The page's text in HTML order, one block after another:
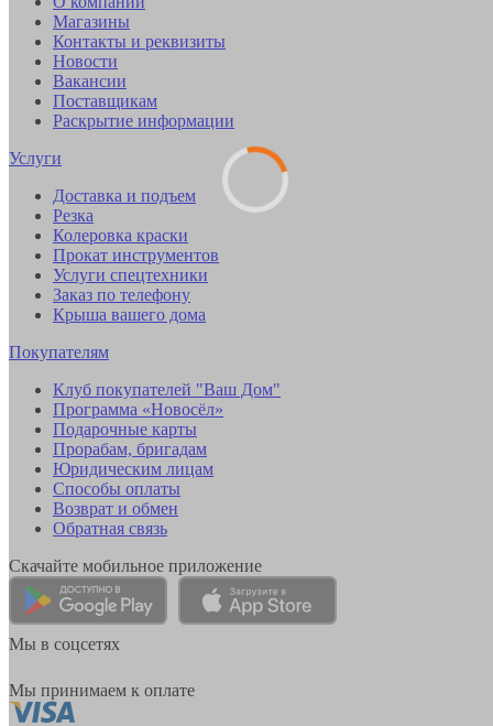
Магазины
Контакты и реквизиты
Новости
Вакансии
Поставщикам
Раскрытие информации
Услуги
Доставка и подъем
Резка
Колеровка краски
Прокат инструментов
Услуги спецтехники
Заказ по телефону
Крыша вашего дома
Покупателям
Клуб покупателей "Ваш Дом"
Программа «Новосёл»
Подарочные карты
Прорабам, бригадам
Юридическим лицам
Способы оплаты
Возврат и обмен
Обратная связь
Скачайте мобильное приложение
Мы в соцсетях
Мы принимаем к оплате